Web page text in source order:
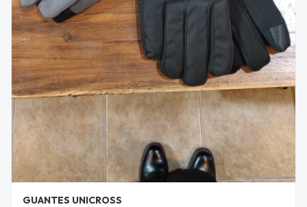
GUANTES UNICROSS